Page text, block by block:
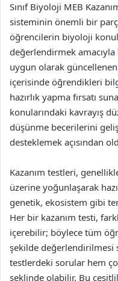
Sınıf Biyoloji MEB
sisteminin önemli bir
öğrencilerin biyoloji
değerlendirmek amacıyla
uygun olarak
içerisinde öğrendikleri
hazırlık yapma fırsatı
konularındaki kavrayış
düşünme becerilerini
desteklemek açısından
Kazanım testleri,
üzerine yoğunlaşarak
genetik, ekosistem gibi
Her bir kazanım testi,
içerebilir; böylece tüm
şekilde değerlendirilmesi
testlerdeki sorular hem
şeklinde olabilir. Bu